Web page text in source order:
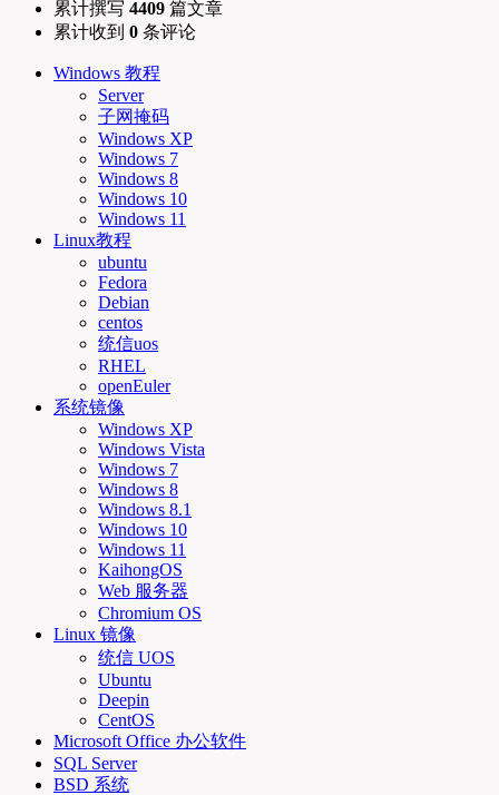
累计撰写 4409 篇文章
累计收到 0 条评论
Windows 教程
Server
子网掩码
Windows XP
Windows 7
Windows 8
Windows 10
Windows 11
Linux教程
ubuntu
Fedora
Debian
centos
统信uos
RHEL
openEuler
系统镜像
Windows XP
Windows Vista
Windows 7
Windows 8
Windows 8.1
Windows 10
Windows 11
KaihongOS
Web 服务器
Chromium OS
Linux 镜像
统信 UOS
Ubuntu
Deepin
CentOS
Microsoft Office 办公软件
SQL Server
BSD 系统